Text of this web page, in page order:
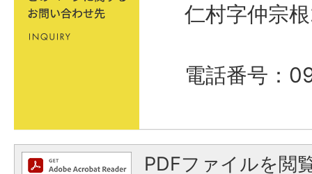
仁村字仲宗
電話番号：
PDFファイルを閲